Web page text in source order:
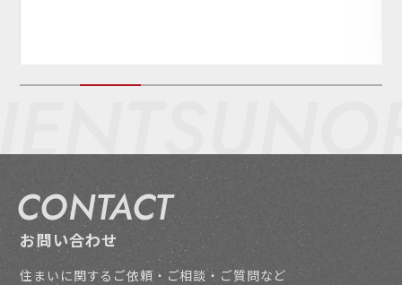
CONTACT
お問い合わせ
住まいに関するご依頼・ご相談・ご質問など